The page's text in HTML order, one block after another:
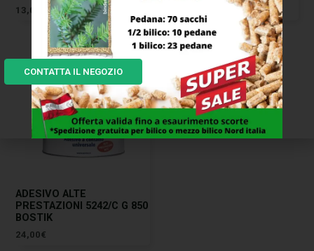
13,00
ADESIVO ALTE
PRESTAZIONI 5242/C G 850
BOSTIK
24,00€
CONTATTA IL NEGOZIO